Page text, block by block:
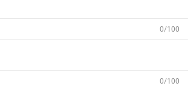
0/100
0/100